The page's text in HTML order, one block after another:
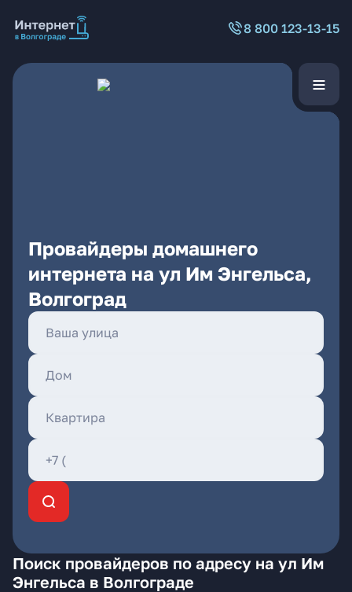
8 800 123-13-15
Провайдеры домашнего
интернета на ул Им Энгельса,
Волгоград
Поиск провайдеров по адресу на ул Им
Энгельса в Волгограде